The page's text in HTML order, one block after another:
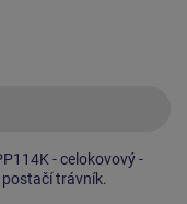
- celokovový -
trávník.